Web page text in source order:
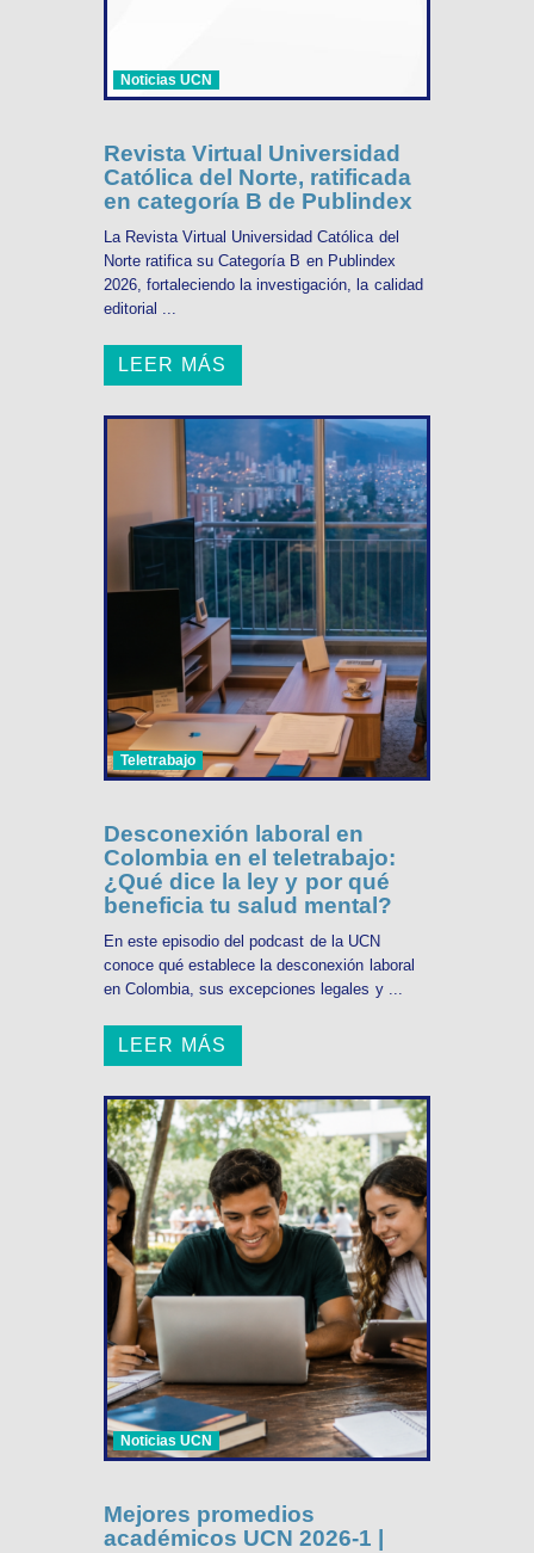
Noticias UCN
Revista Virtual Universidad
Católica del Norte, ratificada
en categoría B de Publindex
La Revista Virtual Universidad Católica del
Norte ratifica su Categoría B en Publindex
2026, fortaleciendo la investigación, la calidad
editorial ...
LEER MÁS
Teletrabajo
Desconexión laboral en
Colombia en el teletrabajo:
¿Qué dice la ley y por qué
beneficia tu salud mental?
En este episodio del podcast de la UCN
conoce qué establece la desconexión laboral
en Colombia, sus excepciones legales y ...
LEER MÁS
Noticias UCN
Mejores promedios
académicos UCN 2026-1 |